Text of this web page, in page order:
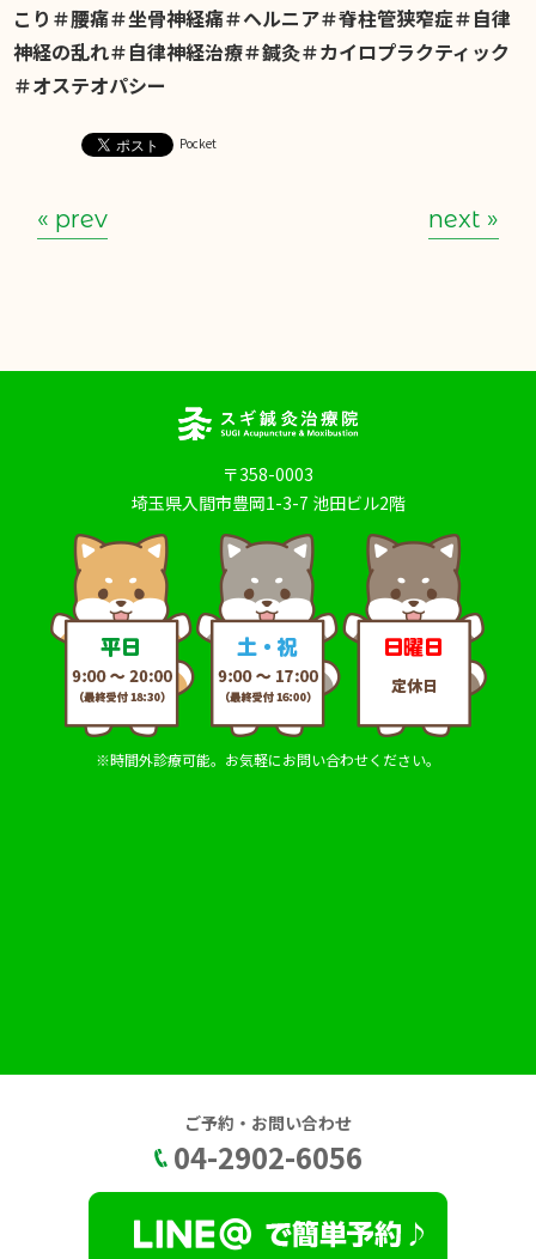
こり＃腰痛＃坐骨神経痛＃ヘルニア＃脊柱管狭窄症＃自律
神経の乱れ＃自律神経治療＃鍼灸＃カイロプラクティック
＃オステオパシー
Pocket
« prev next »
〒358-0003
埼玉県入間市豊岡1-3-7 池田ビル2階
※時間外診療可能。お気軽にお問い合わせください。
ご予約・お問い合わせ
04-2902-6056